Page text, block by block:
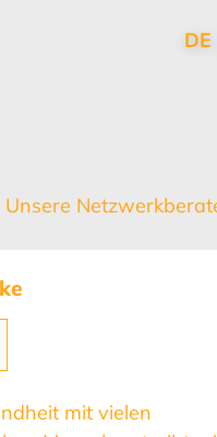
DE
Unsere
mit vielen